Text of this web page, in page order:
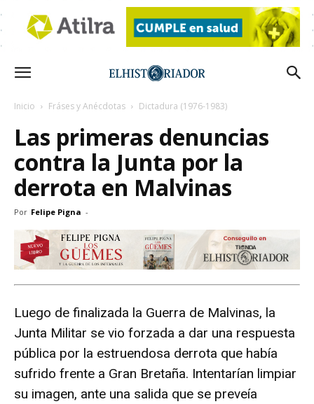
Inicio Fráses y Anécdotas Dictadura (1976-1983)
Las primeras denuncias
contra la Junta por la
derrota en Malvinas
Por Felipe Pigna -
Luego de finalizada la Guerra de Malvinas, la
Junta Militar se vio forzada a dar una respuesta
pública por la estruendosa derrota que había
sufrido frente a Gran Bretaña. Intentarían limpiar
su imagen, ante una salida que se preveía